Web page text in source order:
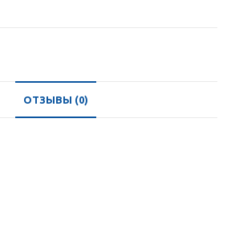
ОТЗЫВЫ (0)